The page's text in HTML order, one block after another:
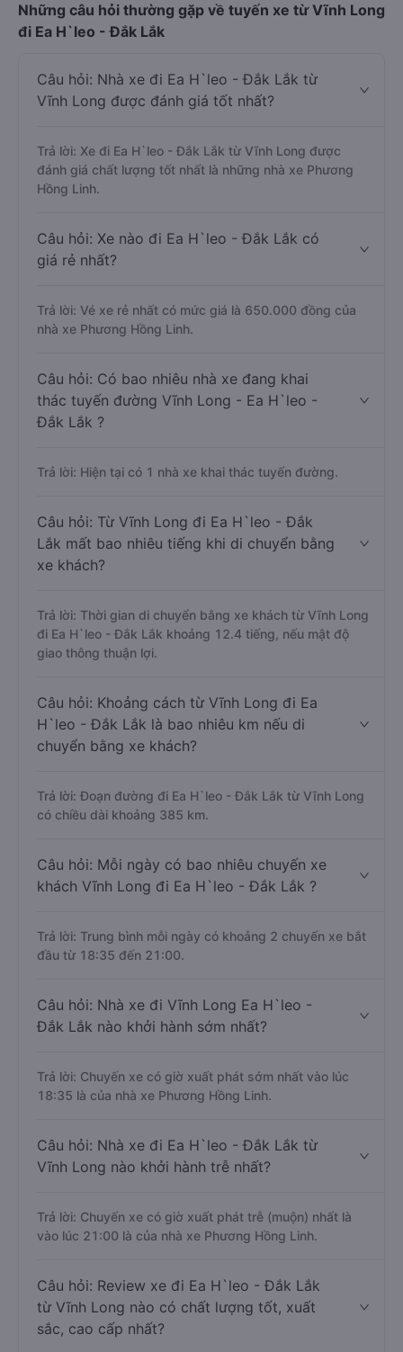
Những câu hỏi thường gặp về tuyến xe từ Vĩnh Long
đi Ea H`leo - Đắk Lắk
Câu hỏi: Nhà xe đi Ea H`leo - Đắk Lắk từ
Vĩnh Long được đánh giá tốt nhất?
Trả lời: Xe đi Ea H`leo - Đắk Lắk từ Vĩnh Long được
đánh giá chất lượng tốt nhất là những nhà xe Phương
Hồng Linh.
Câu hỏi: Xe nào đi Ea H`leo - Đắk Lắk có
giá rẻ nhất?
Trả lời: Vé xe rẻ nhất có mức giá là 650.000 đồng của
nhà xe Phương Hồng Linh.
Câu hỏi: Có bao nhiêu nhà xe đang khai
thác tuyến đường Vĩnh Long - Ea H`leo -
Đắk Lắk ?
Trả lời: Hiện tại có 1 nhà xe khai thác tuyến đường.
Câu hỏi: Từ Vĩnh Long đi Ea H`leo - Đắk
Lắk mất bao nhiêu tiếng khi di chuyển bằng
xe khách?
Trả lời: Thời gian di chuyển bằng xe khách từ Vĩnh Long
đi Ea H`leo - Đắk Lắk khoảng 12.4 tiếng, nếu mật độ
giao thông thuận lợi.
Câu hỏi: Khoảng cách từ Vĩnh Long đi Ea
H`leo - Đắk Lắk là bao nhiêu km nếu di
chuyển bằng xe khách?
Trả lời: Đoạn đường đi Ea H`leo - Đắk Lắk từ Vĩnh Long
có chiều dài khoảng 385 km.
Câu hỏi: Mỗi ngày có bao nhiêu chuyến xe
khách Vĩnh Long đi Ea H`leo - Đắk Lắk ?
Trả lời: Trung bình mỗi ngày có khoảng 2 chuyến xe bắt
đầu từ 18:35 đến 21:00.
Câu hỏi: Nhà xe đi Vĩnh Long Ea H`leo -
Đắk Lắk nào khởi hành sớm nhất?
Trả lời: Chuyến xe có giờ xuất phát sớm nhất vào lúc
18:35 là của nhà xe Phương Hồng Linh.
Câu hỏi: Nhà xe đi Ea H`leo - Đắk Lắk từ
Vĩnh Long nào khởi hành trễ nhất?
Trả lời: Chuyến xe có giờ xuất phát trễ (muộn) nhất là
vào lúc 21:00 là của nhà xe Phương Hồng Linh.
Câu hỏi: Review xe đi Ea H`leo - Đắk Lắk
từ Vĩnh Long nào có chất lượng tốt, xuất
sắc, cao cấp nhất?